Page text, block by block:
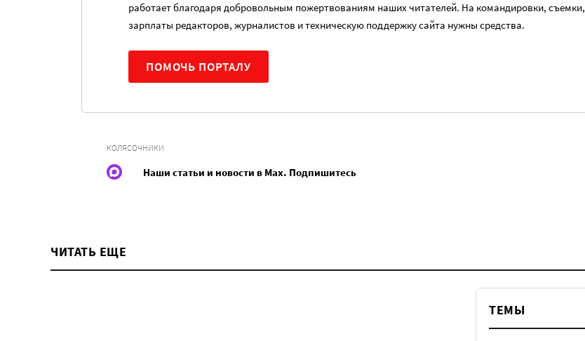
работает благодаря добровольным пожертвованиям наших читателей. На командировки, съемки,
зарплаты редакторов, журналистов и техническую поддержку сайта нужны средства.
ПОМОЧЬ ПОРТАЛУ
КОЛЯСОЧНИКИ
Наши статьи и новости в Max. Подпишитесь
ЧИТАТЬ ЕЩЕ
ТЕМЫ